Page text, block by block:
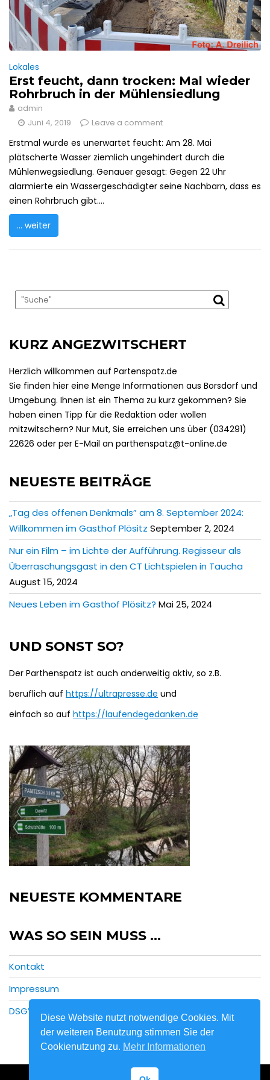
Lokales
Erst feucht, dann trocken: Mal wieder
Rohrbruch in der Mühlensiedlung
admin
Juni 4, 2019
Leave a comment
Erstmal wurde es unerwartet feucht: Am 28. Mai
plätscherte Wasser ziemlich ungehindert durch die
Mühlenwegsiedlung. Genauer gesagt: Gegen 22 Uhr
alarmierte ein Wassergeschädigter seine Nachbarn, dass es
einen Rohrbruch gibt....
... weiter
KURZ ANGEZWITSCHERT
Herzlich willkommen auf Partenspatz.de
Sie finden hier eine Menge Informationen aus Borsdorf und
Umgebung. Ihnen ist ein Thema zu kurz gekommen? Sie
haben einen Tipp für die Redaktion oder wollen
mitzwitschern? Nur Mut, Sie erreichen uns über (034291)
22626 oder per E-Mail an parthenspatz@t-online.de
NEUESTE BEITRÄGE
„Tag des offenen Denkmals” am 8. September 2024:
Willkommen im Gasthof Plösitz September 2, 2024
Nur ein Film – im Lichte der Aufführung. Regisseur als
Überraschungsgast in den CT Lichtspielen in Taucha
August 15, 2024
Neues Leben im Gasthof Plösitz? Mai 25, 2024
UND SONST SO?
Der Parthenspatz ist auch anderweitig aktiv, so z.B.
beruflich auf https://ultrapresse.de und
einfach so auf https://laufendegedanken.de
NEUESTE KOMMENTARE
WAS SO SEIN MUSS …
Kontakt
Impressum
DSGVO
Diese Website nutzt notwendige Cookies. Mit
der weiteren Benutzung stimmen Sie der
Cookienutzung zu. Mehr Informationen